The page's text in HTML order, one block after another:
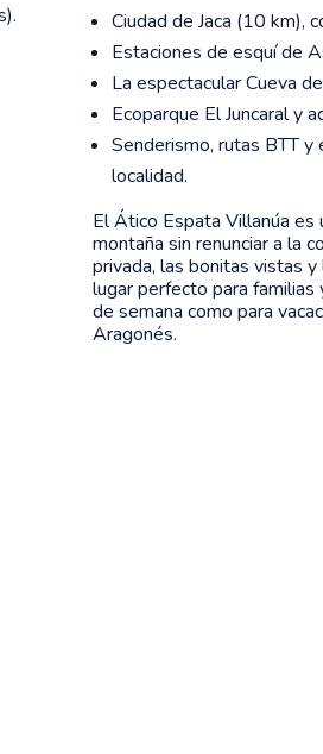
Ciudad de Jaca (10 km),
Estaciones de esquí de
La espectacular Cueva
Ecoparque El Juncaral y
Senderismo, rutas BTT y
localidad.
El Ático Espata Villanúa
montaña sin renunciar a la
privada, las bonitas vistas
lugar perfecto para
de semana como para
Aragonés.